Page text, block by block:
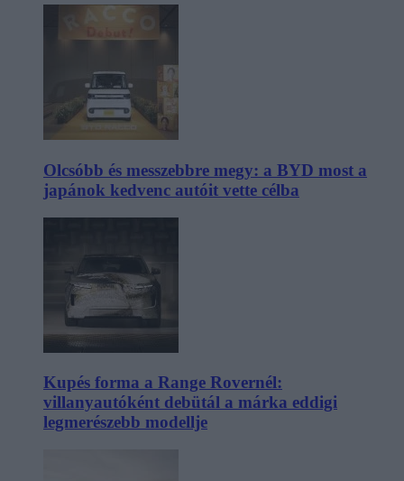
Olcsóbb és messzebbre megy: a BYD most a
japánok kedvenc autóit vette célba
Kupés forma a Range Rovernél:
villanyautóként debütál a márka eddigi
legmerészebb modellje